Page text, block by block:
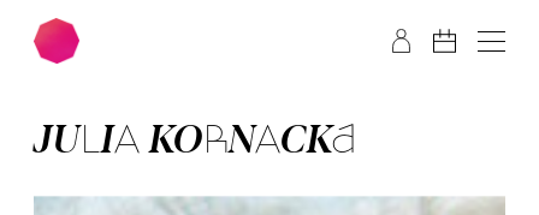
Zum Hauptinhalt springen Zum Footer springen
JULIA KORNACKA